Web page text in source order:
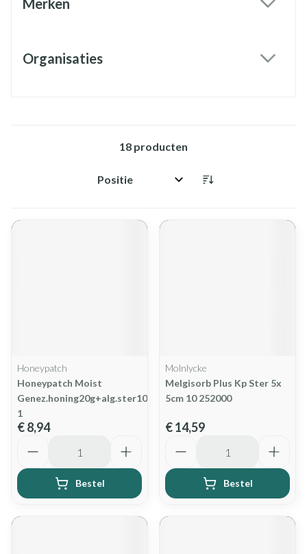
Merken
Organisaties
18 producten
Sorteer op:
Honeypatch
Honeypatch Moist
Genez.honing20g+alg.ster10x10cm
1
€ 8,94
Bestel
Molnlycke
Melgisorb Plus Kp Ster 5x
5cm 10 252000
€ 14,59
Bestel